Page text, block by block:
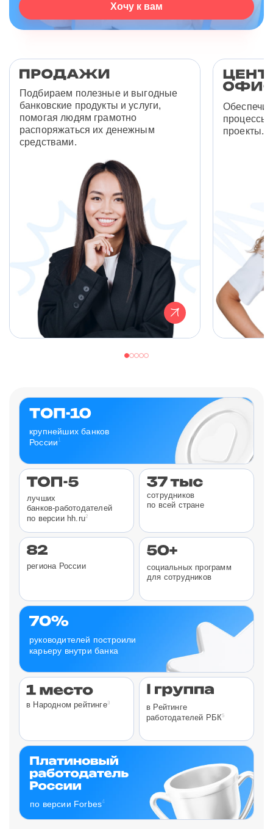
Хочу к вам
Подбираем полезные и выгодные
банковские продукты и услуги,
помогая людям грамотно
распоряжаться их денежным
средствами.
процессы
проекты.
крупнейших банков
России 1
лучших
банков-работодателей
по версии hh.ru2
сотрудников
по всей стране
региона России
социальных программ
для сотрудников
руководителей построили
карьеру внутри банка
в Народном рейтинге3
по версии Forbes4
в Рейтинге
работодателей РБК5